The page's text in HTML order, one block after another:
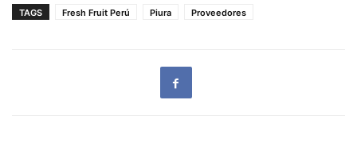
TAGS Fresh Fruit Perú Piura Proveedores